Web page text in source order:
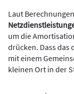
Laut
um die
drücken. Dass das
mit einem
kleinen Ort in der